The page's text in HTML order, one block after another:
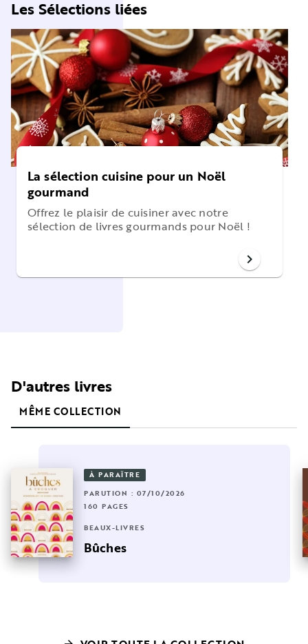
Les Sélections liées
La sélection cuisine pour un Noël
gourmand
Offrez le plaisir de cuisiner avec notre
sélection de livres gourmands pour Noël !
chevron_right
D'autres livres
MÊME COLLECTION
À PARAÎTRE
PARUTION : 07/10/2026
160 PAGES
BEAUX-LIVRES
Bûches